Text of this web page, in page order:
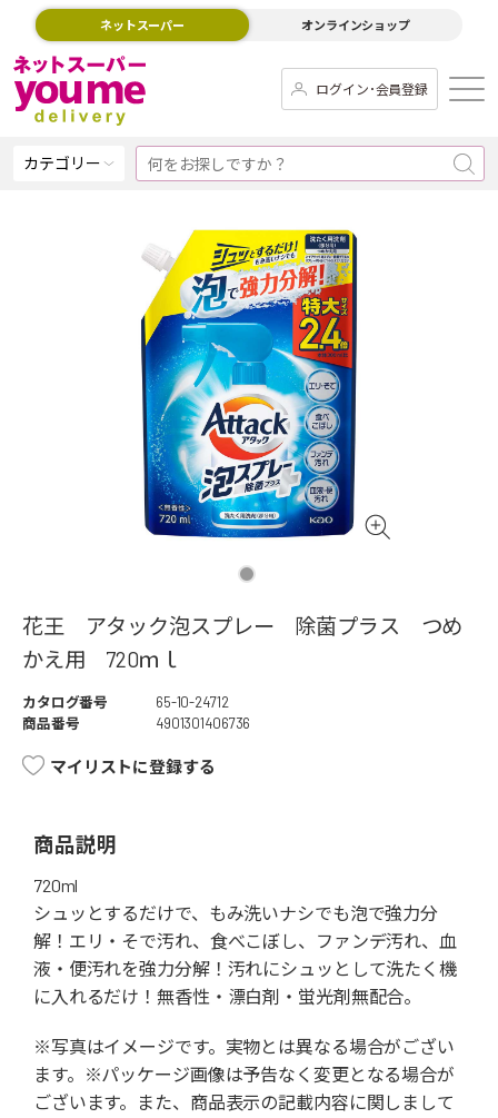
ネットスーパー オンラインショップ
ログイン･会員登録
カテゴリー
花王 アタック泡スプレー 除菌プラス つめ
かえ用 720ｍｌ
カタログ番号
65-10-24712
商品番号
4901301406736
マイリストに登録する
商品説明
720ml
シュッとするだけで、もみ洗いナシでも泡で強力分
解！エリ・そで汚れ、食べこぼし、ファンデ汚れ、血
液・便汚れを強力分解！汚れにシュッとして洗たく機
に入れるだけ！無香性・漂白剤・蛍光剤無配合。
※写真はイメージです。実物とは異なる場合がござい
ます。※パッケージ画像は予告なく変更となる場合が
ございます。また、商品表示の記載内容に関しまして